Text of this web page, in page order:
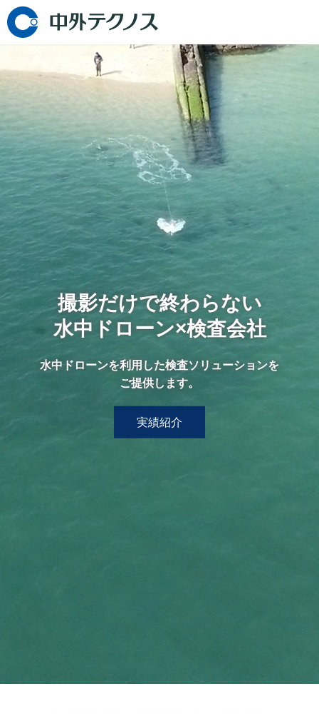
撮影だけで終わらない
水中ドローン×検査会社
水中ドローンを利用した検査ソリューションを
ご提供します。
実績紹介